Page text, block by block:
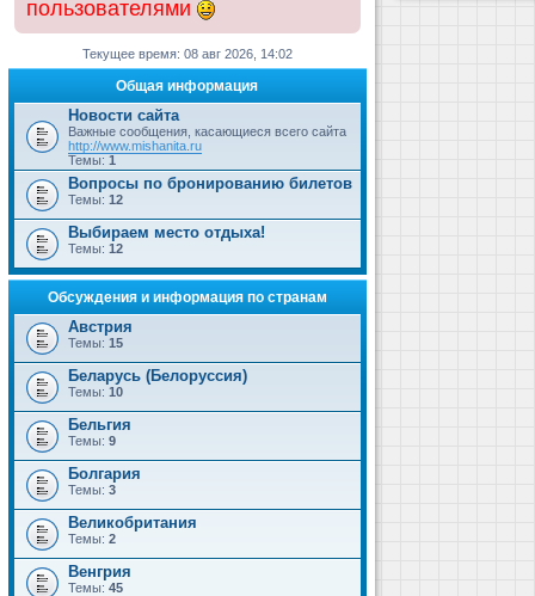
пользователями
Текущее время: 08 авг 2026, 14:02
Общая информация
Новости сайта
Важные сообщения, касающиеся всего сайта
http://www.mishanita.ru
Темы: 1
Вопросы по бронированию билетов
Темы: 12
Выбираем место отдыха!
Темы: 12
Обсуждения и информация по странам
Австрия
Темы: 15
Беларусь (Белоруссия)
Темы: 10
Бельгия
Темы: 9
Болгария
Темы: 3
Великобритания
Темы: 2
Венгрия
Темы: 45